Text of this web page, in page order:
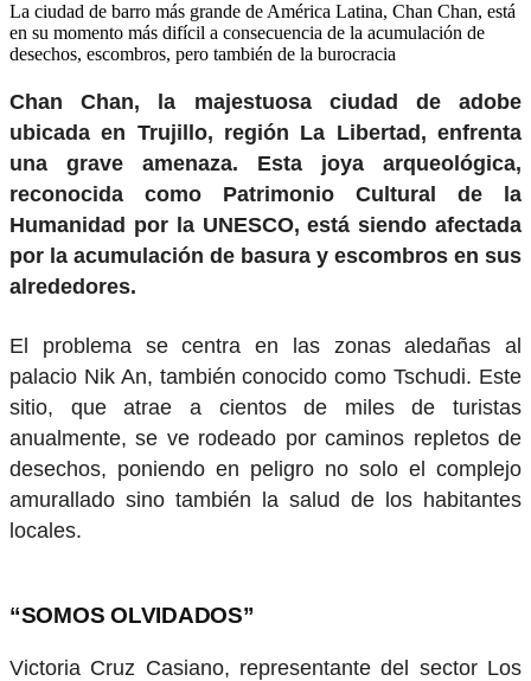
La ciudad de barro más grande de América Latina, Chan Chan, está
en su momento más difícil a consecuencia de la acumulación de
desechos, escombros, pero también de la burocracia
Chan Chan, la majestuosa ciudad de adobe
ubicada en Trujillo, región La Libertad, enfrenta
una grave amenaza. Esta joya arqueológica,
reconocida como Patrimonio Cultural de la
Humanidad por la UNESCO, está siendo afectada
por la acumulación de basura y escombros en sus
alrededores.
El problema se centra en las zonas aledañas al
palacio Nik An, también conocido como Tschudi. Este
sitio, que atrae a cientos de miles de turistas
anualmente, se ve rodeado por caminos repletos de
desechos, poniendo en peligro no solo el complejo
amurallado sino también la salud de los habitantes
locales.
“SOMOS OLVIDADOS”
Victoria Cruz Casiano, representante del sector Los